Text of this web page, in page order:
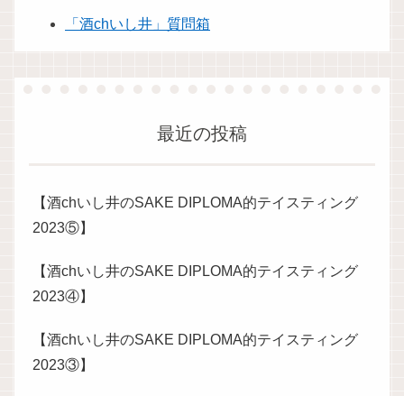
「酒chいし井」質問箱
最近の投稿
【酒chいし井のSAKE DIPLOMA的テイスティング
2023⑤】
【酒chいし井のSAKE DIPLOMA的テイスティング
2023④】
【酒chいし井のSAKE DIPLOMA的テイスティング
2023③】